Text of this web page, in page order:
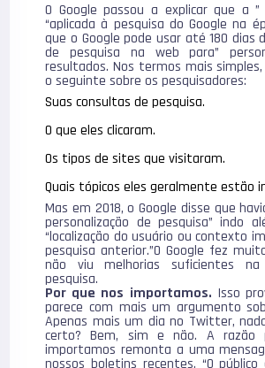
O Google passou a explicar que a ”
“aplicada à pesquisa do Google na
que o Google pode usar até 180 dias
de pesquisa na web para”
resultados. Nos termos mais simples,
o seguinte sobre os pesquisadores:
Suas consultas de pesquisa.
O que eles clicaram.
Os tipos de sites que visitaram.
Quais tópicos eles geralmente estão
Mas em 2018, o Google disse que
personalização de pesquisa” indo
“localização do usuário ou contexto
pesquisa anterior.”O Google fez
não viu melhorias suficientes na
pesquisa.
Por que nos importamos. Isso
parece com mais um argumento
Apenas mais um dia no Twitter,
certo? Bem, sim e não. A razão
importamos remonta a uma
nossos boletins recentes. “O